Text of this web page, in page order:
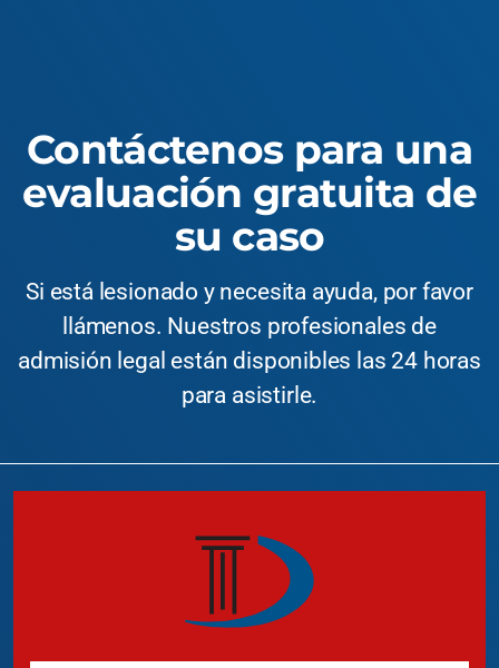
Contáctenos para una
evaluación gratuita de
su caso
Si está lesionado y necesita ayuda, por favor
llámenos. Nuestros profesionales de
admisión legal están disponibles las 24 horas
para asistirle.